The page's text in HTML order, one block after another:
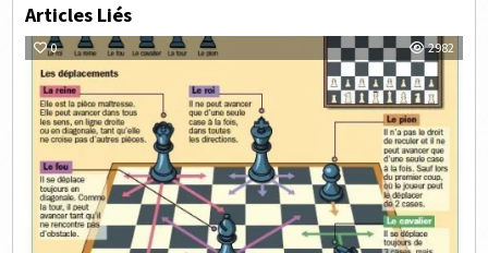
Articles Liés
0 2982